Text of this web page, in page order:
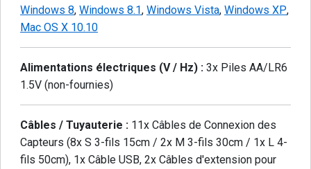
Windows 8, Windows 8.1, Windows Vista, Windows XP,
Mac OS X 10.10
Alimentations électriques (V / Hz) : 3x Piles AA/LR6
1.5V (non-fournies)
Câbles / Tuyauterie : 11x Câbles de Connexion des
Capteurs (8x S 3-fils 15cm / 2x M 3-fils 30cm / 1x L 4-
fils 50cm), 1x Câble USB, 2x Câbles d'extension pour